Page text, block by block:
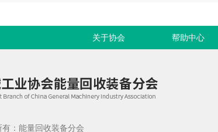
关于协会 帮助中心
：能量回收装备分会